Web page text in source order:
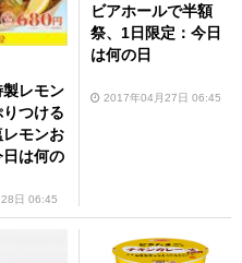
レモン
つける
レモンお
は何の
日 06:45
ビアホールで半額
祭、1日限定：今日
は何の日
2017年04月27日 06:45